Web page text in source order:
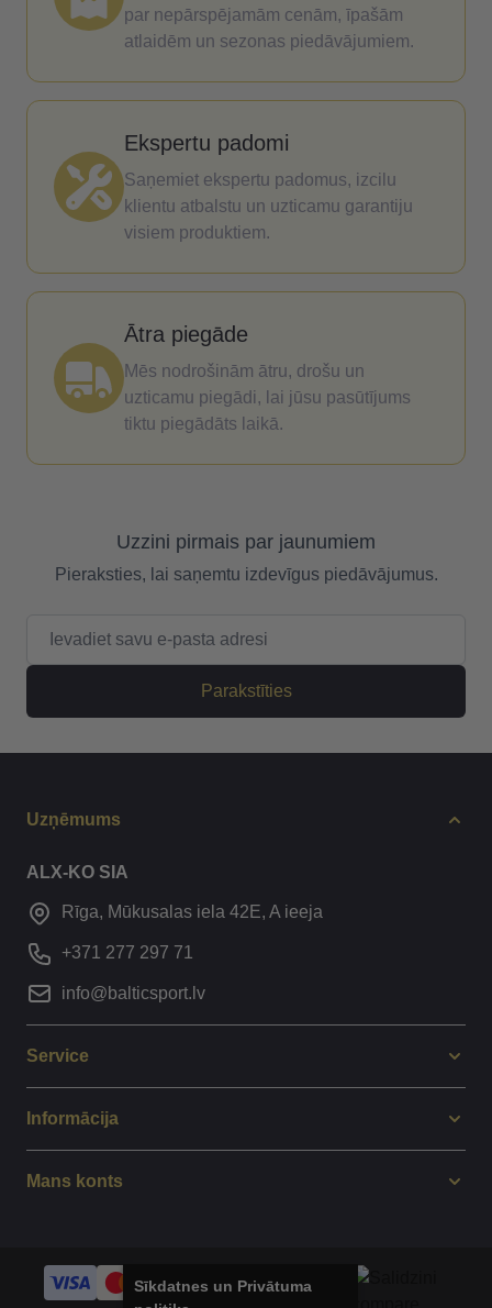
par nepārspējamām cenām, īpašām
atlaidēm un sezonas piedāvājumiem.
Ekspertu padomi
Saņemiet ekspertu padomus, izcilu
klientu atbalstu un uzticamu garantiju
visiem produktiem.
Ātra piegāde
Mēs nodrošinām ātru, drošu un
uzticamu piegādi, lai jūsu pasūtījums
tiktu piegādāts laikā.
Uzzini pirmais par jaunumiem
Pieraksties, lai saņemtu izdevīgus piedāvājumus.
Parakstīties
Uzņēmums
ALX-KO SIA
Rīga, Mūkusalas iela 42E, A ieeja
+371 277 297 71
info@balticsport.lv
Service
Informācija
Mans konts
Sīkdatnes un Privātuma